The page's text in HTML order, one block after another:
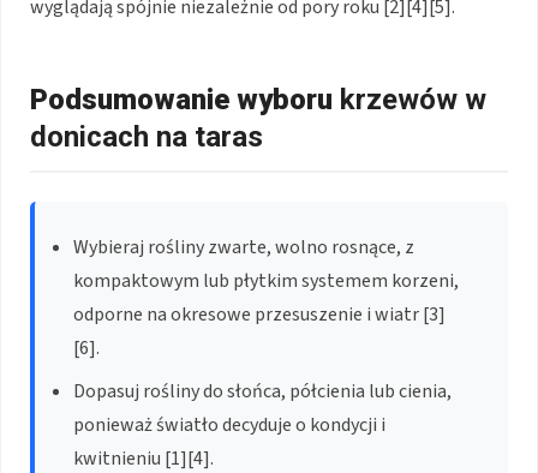
wyglądają spójnie niezależnie od pory roku [2][4][5].
Podsumowanie wyboru krzewów w
donicach na taras
Wybieraj rośliny zwarte, wolno rosnące, z
kompaktowym lub płytkim systemem korzeni,
odporne na okresowe przesuszenie i wiatr [3]
[6].
Dopasuj rośliny do słońca, półcienia lub cienia,
ponieważ światło decyduje o kondycji i
kwitnieniu [1][4].